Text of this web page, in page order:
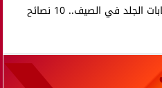
احذر التهابات الجلد في الصيف.. 10 نصائح